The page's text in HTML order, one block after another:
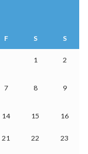
F S S
1 2
7 8 9
14 15 16
21 22 23